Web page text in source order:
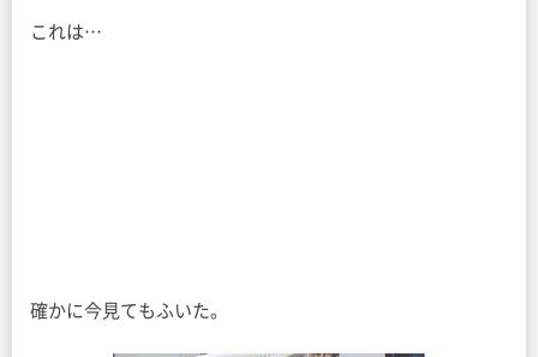
これは…
確かに今見てもふいた。